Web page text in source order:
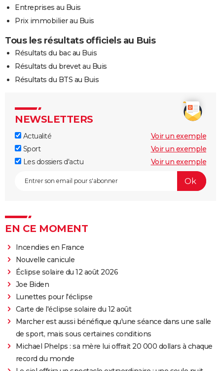
Entreprises au Buis
Prix immobilier au Buis
Tous les résultats officiels au Buis
Résultats du bac au Buis
Résultats du brevet au Buis
Résultats du BTS au Buis
NEWSLETTERS
Actualité
Voir un exemple
Sport
Voir un exemple
Les dossiers d'actu
Voir un exemple
EN CE MOMENT
Incendies en France
Nouvelle canicule
Éclipse solaire du 12 août 2026
Joe Biden
Lunettes pour l'éclipse
Carte de l'éclipse solaire du 12 août
Marcher est aussi bénéfique qu'une séance dans une salle
de sport, mais sous certaines conditions
Michael Phelps : sa mère lui offrait 20 000 dollars à chaque
record du monde